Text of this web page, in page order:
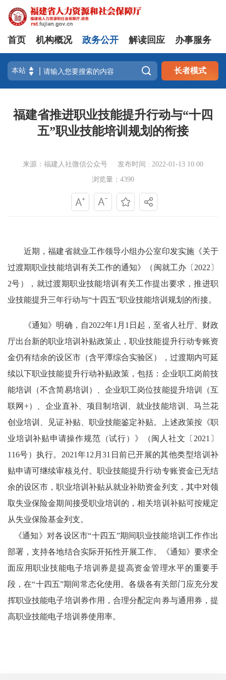
首页 机构概况 政务公开 解读回应 办事服务
 长者模式
福建省推进职业技能提升行动与“十四
五”职业技能培训规划的衔接
来源：福建人社微信公众号
发布时间 : 2022-01-13 10:00
浏览量：4390
近期，福建省就业工作领导小组办公室印发实施《关于
过渡期职业技能培训有关工作的通知》（闽就工办〔2022〕
2号），就过渡期职业技能培训有关工作提出要求，推进职
业技能提升三年行动与“十四五”职业技能培训规划的衔接。
《通知》明确，自2022年1月1日起，至省人社厅、财政
厅出台新的职业培训补贴政策止，职业技能提升行动专账资
金仍有结余的设区市（含平潭综合实验区），过渡期内可延
续以下职业技能提升行动补贴政策，包括：企业职工岗前技
能培训（不含简易培训）、企业职工岗位技能提升培训（互
联网+）、企业直补、项目制培训、就业技能培训、马兰花
创业培训、见证补贴、职业技能鉴定补贴。上述政策按《职
业培训补贴申请操作规范（试行）》（闽人社文〔2021〕
116号）执行。2021年12月31日前已开展的其他类型培训补
贴申请可继续审核兑付。职业技能提升行动专账资金已无结
余的设区市，职业培训补贴从就业补助资金列支，其中对领
取失业保险金期间接受职业培训的，相关培训补贴可按规定
从失业保险基金列支。
《通知》对各设区市“十四五”期间职业技能培训工作作出
部署，支持各地结合实际开拓性开展工作。《通知》要求全
面应用职业技能电子培训券是提高资金管理水平的重要手
段，在“十四五”期间常态化使用。各级各有关部门应充分发
挥职业技能电子培训券作用，合理分配定向券与通用券，提
高职业技能电子培训券使用率。